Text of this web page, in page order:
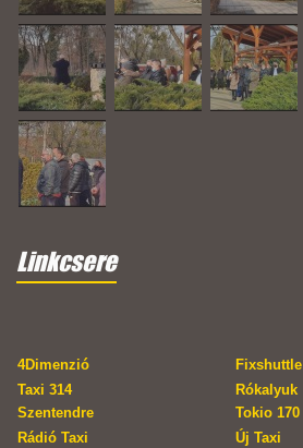
Linkcsere
4Dimenzió
Fixshuttle
Taxi 314
Szentendre
Rókalyuk
Tokio 170
Rádió Taxi
Új Taxi